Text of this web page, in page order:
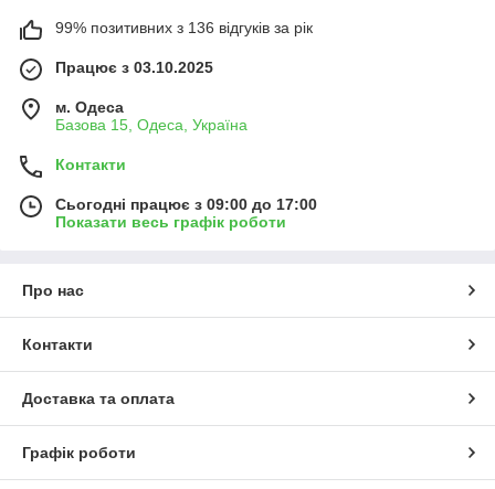
99% позитивних з 136 відгуків за рік
Працює з 03.10.2025
м. Одеса
Базова 15, Одеса, Україна
Контакти
Сьогодні працює з 09:00 до 17:00
Показати весь графік роботи
Про нас
Контакти
Доставка та оплата
Графік роботи